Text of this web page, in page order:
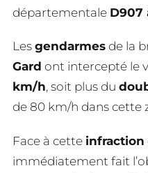
départementale D907
Les gendarmes de la
Gard ont intercepté le
km/h, soit plus du
de 80 km/h dans cette
Face à cette infraction
immédiatement fait